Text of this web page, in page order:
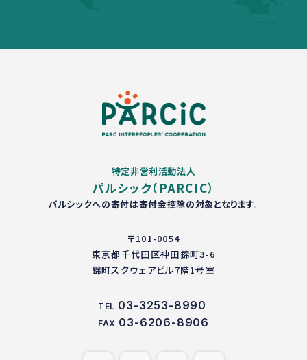
特定非営利活動法人
パルシック（PARCIC）
パルシックへの寄付は寄付金控除の対象となります。
〒101-0054
東京都千代田区神田錦町3-6
錦町スクウェアビル7階1号室
TEL 03-3253-8990
FAX 03-6206-8906